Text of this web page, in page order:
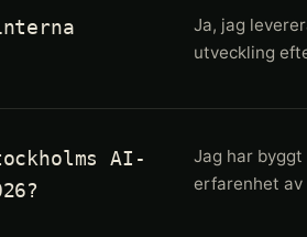
Ja, jag
utveckling
AI-
Jag har
erfarenhet av